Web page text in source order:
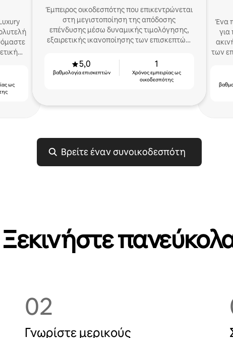
ως
Έμπειρος οικοδεσπότης που επικεντρώνεται
στη μεγιστοποίηση της απόδοσης
επένδυσης μέσω δυναμικής τιμολόγησης,
εξαιρετικής ικανοποίησης των επισκεπτών,
αποτελεσματικής διαχείρισης
5,0
βαθμολογία επισκεπτών
1
Χρόνος εμπειρίας ως
οικοδεσπότης
Ένα
για
των
Βρείτε έναν συνοικοδεσπότη
Ξεκινήστε
02
Γνωρίστε μερικούς